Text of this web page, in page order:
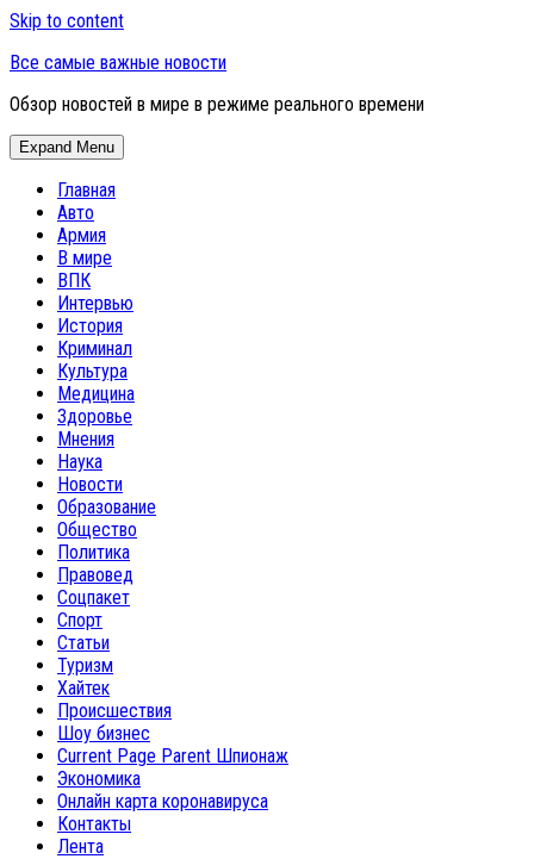
Skip to content
Все самые важные новости
Обзор новостей в мире в режиме реального времени
Expand Menu
Главная
Авто
Армия
В мире
ВПК
Интервью
История
Криминал
Культура
Медицина
Здоровье
Мнения
Наука
Новости
Образование
Общество
Политика
Правовед
Соцпакет
Спорт
Статьи
Туризм
Хайтек
Происшествия
Шоу бизнес
Current Page Parent Шпионаж
Экономика
Онлайн карта коронавируса
Контакты
Лента